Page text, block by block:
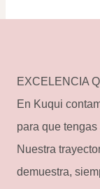
EXCELENCIA
En Kuqui
para que
Nuestra
demuestra,